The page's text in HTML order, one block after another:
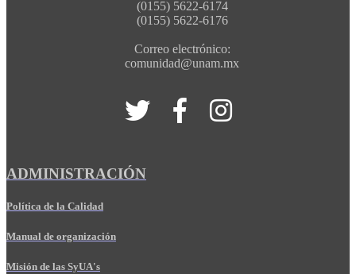
(0155) 5622-6174
(0155) 5622-6176
Correo electrónico:
comunidad@unam.mx
ADMINISTRACIÓN
Política de la Calidad
Manual de organización
Misión de las SyUA's